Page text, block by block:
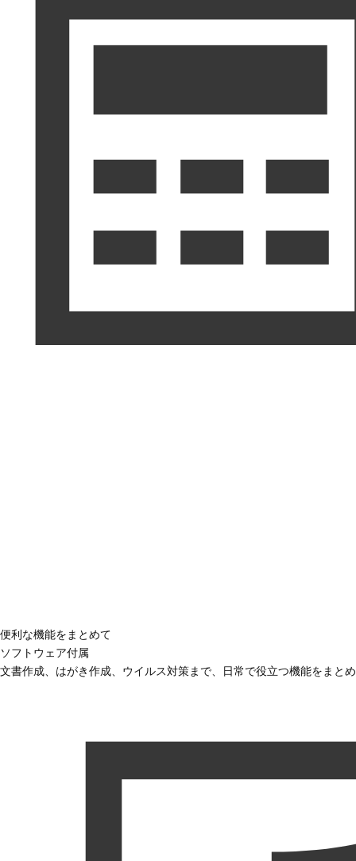
便利な機能をまとめて
ソフトウェア付属
文書作成、はがき作成、ウイルス対策まで、日常で役立つ機能をまと